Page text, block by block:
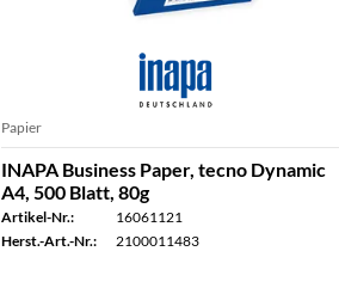
Papier
INAPA Business Paper, tecno Dynamic
A4, 500 Blatt, 80g
Artikel-Nr.:
16061121
Herst.-Art.-Nr.:
2100011483